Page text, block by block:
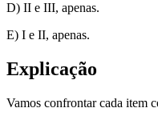
D) II e III, apenas.
E) I e II, apenas.
Explicação
Vamos confrontar cada item